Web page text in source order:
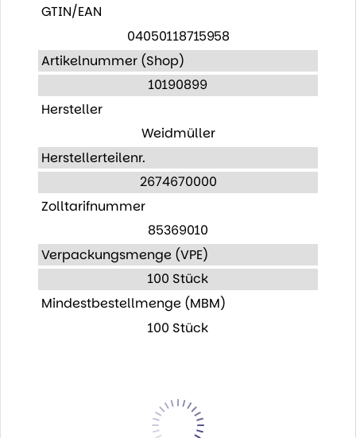
GTIN/EAN
04050118715958
Artikelnummer (Shop)
10190899
Hersteller
Weidmüller
Herstellerteilenr.
2674670000
Zolltarifnummer
85369010
Verpackungsmenge (VPE)
100 Stück
Mindestbestellmenge (MBM)
100 Stück